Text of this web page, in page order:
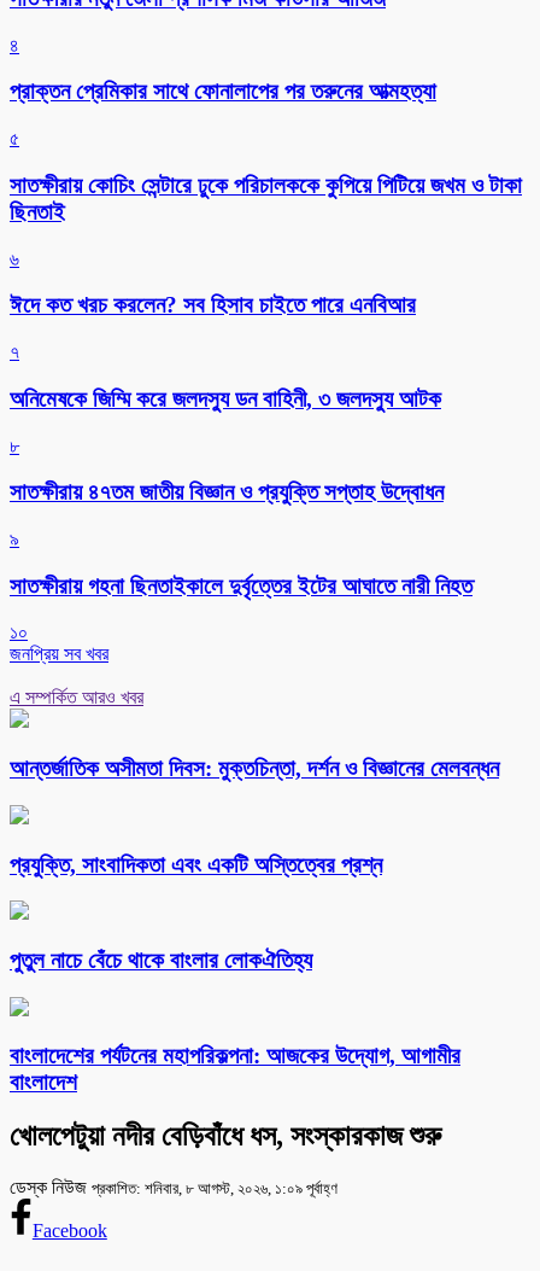
৪
প্রাক্তন প্রেমিকার সাথে ফোনালাপের পর তরুনের আত্মহত্যা
৫
সাতক্ষীরায় কোচিং সেন্টারে ঢুকে পরিচালককে কুপিয়ে পিটিয়ে জখম ও টাকা
ছিনতাই
৬
ঈদে কত খরচ করলেন? সব হিসাব চাইতে পারে এনবিআর
৭
অনিমেষকে জিম্মি করে জলদস্যু ডন বাহিনী, ৩ জলদস্যু আটক
৮
সাতক্ষীরায় ৪৭তম জাতীয় বিজ্ঞান ও প্রযুক্তি সপ্তাহ উদ্বোধন
৯
সাতক্ষীরায় গহনা ছিনতাইকালে দুর্বৃত্তের ইটের আঘাতে নারী নিহত
১০
জনপ্রিয় সব খবর
এ সম্পর্কিত আরও খবর
আন্তর্জাতিক অসীমতা দিবস: মুক্তচিন্তা, দর্শন ও বিজ্ঞানের মেলবন্ধন
প্রযুক্তি, সাংবাদিকতা এবং একটি অস্তিত্বের প্রশ্ন
পুতুল নাচে বেঁচে থাকে বাংলার লোকঐতিহ্য
বাংলাদেশের পর্যটনের মহাপরিকল্পনা: আজকের উদ্যোগ, আগামীর
বাংলাদেশ
খোলপেটুয়া নদীর বেড়িবাঁধে ধস, সংস্কারকাজ শুরু
ডেস্ক নিউজ প্রকাশিত: শনিবার, ৮ আগস্ট, ২০২৬, ১:০৯ পূর্বাহ্ণ
Facebook